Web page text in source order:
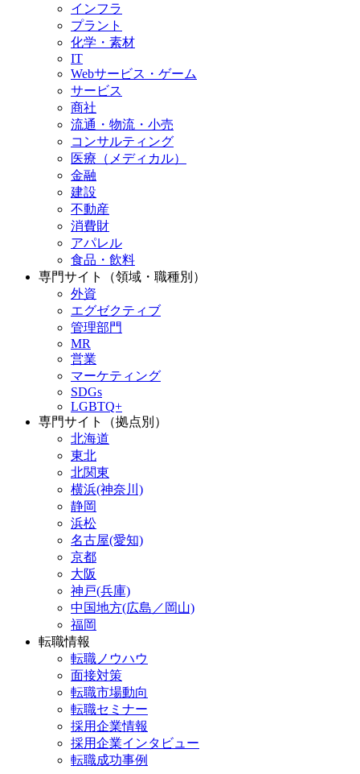
インフラ
プラント
化学・素材
IT
Webサービス・ゲーム
サービス
商社
流通・物流・小売
コンサルティング
医療（メディカル）
金融
建設
不動産
消費財
アパレル
食品・飲料
専門サイト（領域・職種別）
外資
エグゼクティブ
管理部門
MR
営業
マーケティング
SDGs
LGBTQ+
専門サイト（拠点別）
北海道
東北
北関東
横浜(神奈川)
静岡
浜松
名古屋(愛知)
京都
大阪
神戸(兵庫)
中国地方(広島／岡山)
福岡
転職情報
転職ノウハウ
面接対策
転職市場動向
転職セミナー
採用企業情報
採用企業インタビュー
転職成功事例